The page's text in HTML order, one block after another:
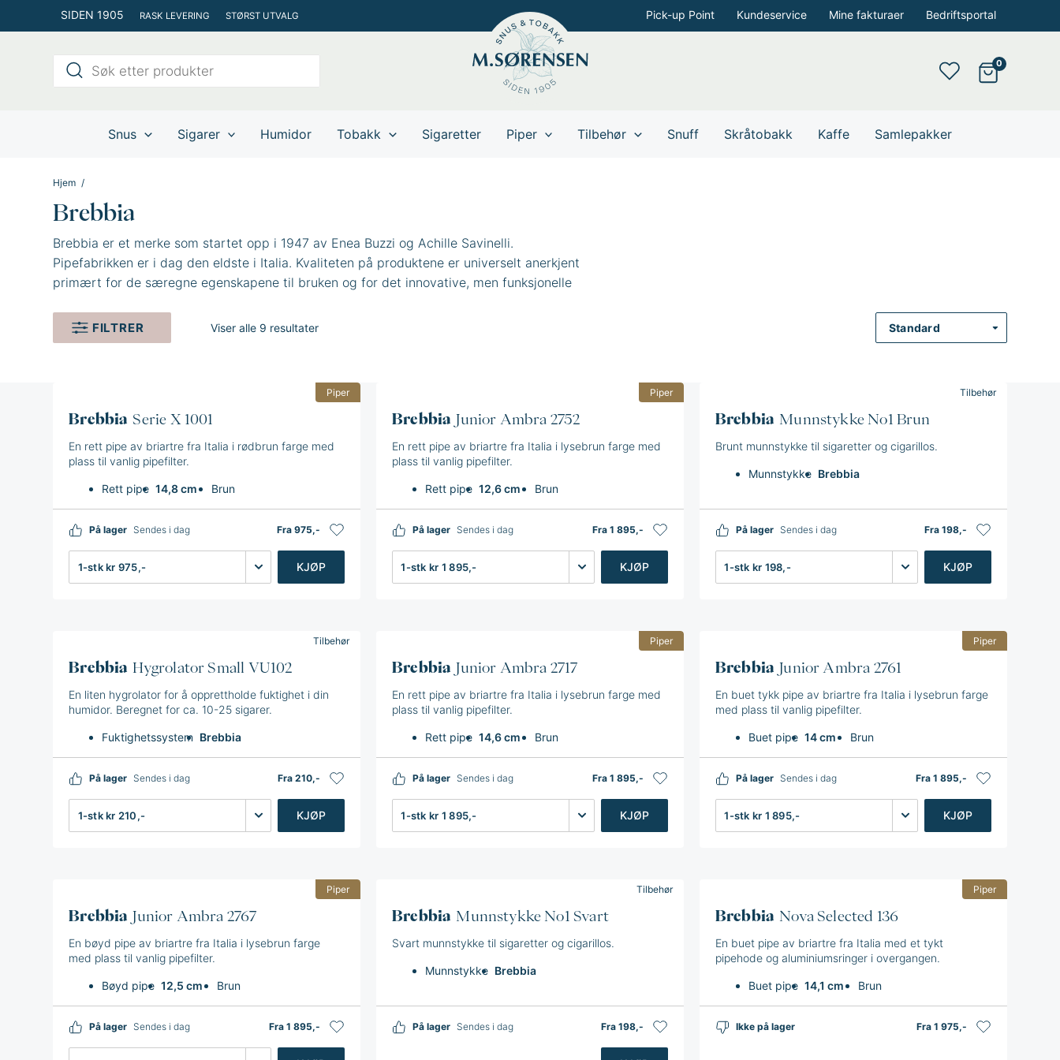
rett
SIDEN 1905 RASK LEVERING STØRST UTVALG Pick-up Point Kundeservice Mine fakturaer Bedriftsportal
Products
search
Snus Sigarer Humidor Tobakk Sigaretter Piper Tilbehør Snuff Skråtobakk Kaffe Samlepakker
Hjem
Brebbia
Brebbia er et merke som startet opp i 1947 av Enea Buzzi og Achille Savinelli.
Pipefabrikken er i dag den eldste i Italia. Kvaliteten på produktene er universelt anerkjent
primært for de særegne egenskapene til bruken og for det innovative, men funksjonelle
I 1979 åpnet Brebbia et pipemuseum som ligger i Brebbia (VA). Brebbia har en stor samling
FILTRER Viser alle 9 resultater
Piper
Brebbia Serie X 1001
En rett pipe av briartre fra Italia i rødbrun farge med
plass til vanlig pipefilter.
Rett pipe 14,8 cm Brun
På lager Sendes i dag Fra 975,-
Antall KJØP
Piper
Brebbia Junior Ambra 2752
En rett pipe av briartre fra Italia i lysebrun farge med
plass til vanlig pipefilter.
Rett pipe 12,6 cm Brun
På lager Sendes i dag Fra 1 895,-
Antall KJØP
Tilbehør
Brebbia Munnstykke No1 Brun
Brunt munnstykke til sigaretter og cigarillos.
Munnstykke Brebbia
På lager Sendes i dag Fra 198,-
Antall KJØP
Tilbehør
Brebbia Hygrolator Small VU102
En liten hygrolator for å opprettholde fuktighet i din
humidor. Beregnet for ca. 10-25 sigarer.
Fuktighetssystem Brebbia
På lager Sendes i dag Fra 210,-
Antall KJØP
Piper
Brebbia Junior Ambra 2717
En rett pipe av briartre fra Italia i lysebrun farge med
plass til vanlig pipefilter.
Rett pipe 14,6 cm Brun
På lager Sendes i dag Fra 1 895,-
Antall KJØP
Piper
Brebbia Junior Ambra 2761
En buet tykk pipe av briartre fra Italia i lysebrun farge
med plass til vanlig pipefilter.
Buet pipe 14 cm Brun
På lager Sendes i dag Fra 1 895,-
Antall KJØP
Piper
Brebbia Junior Ambra 2767
En bøyd pipe av briartre fra Italia i lysebrun farge
med plass til vanlig pipefilter.
Bøyd pipe 12,5 cm Brun
På lager Sendes i dag Fra 1 895,-
Tilbehør
Brebbia Munnstykke No1 Svart
Svart munnstykke til sigaretter og cigarillos.
Munnstykke Brebbia
På lager Sendes i dag Fra 198,-
Piper
Brebbia Nova Selected 136
En buet pipe av briartre fra Italia med et tykt
pipehode og aluminiumsringer i overgangen.
Buet pipe 14,1 cm Brun
Ikke på lager Fra 1 975,-